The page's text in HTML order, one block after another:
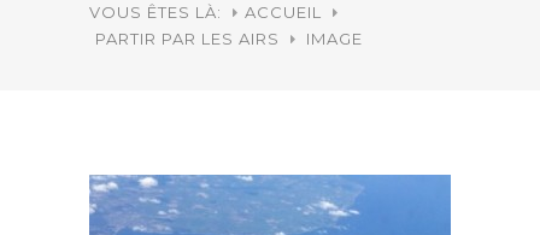
VOUS ÊTES LÀ:
ACCUEIL
PARTIR PAR LES AIRS
IMAGE